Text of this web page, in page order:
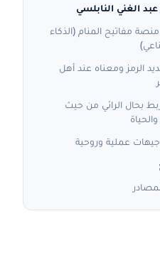
الغني النابلسي
مفاتيح المنام (الذكاء
الرمز ومعناه عند أهل
بحال الرائي من حيث
عملية وروحية